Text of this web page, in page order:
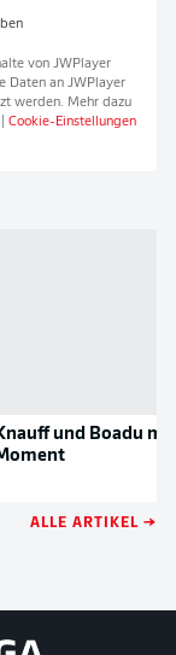
von JWPlayer
Daten an JWPlayer
werden. Mehr dazu
Cookie-Einstellungen
und Boadu
ALLE ARTIKEL →